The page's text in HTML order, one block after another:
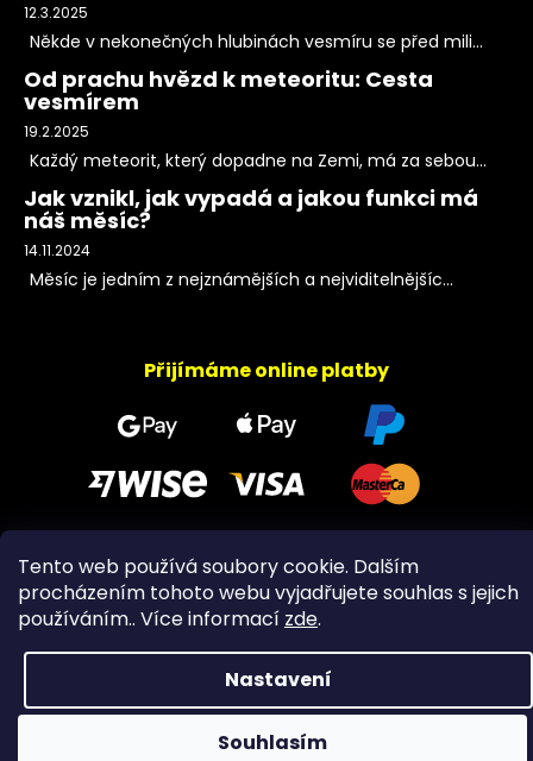
Tento web používá soubory cookie. Dalším
procházením tohoto webu vyjadřujete souhlas s jejich
používáním.. Více informací zde.
Nastavení
Souhlasím
12.3.2025
Někde v nekonečných hlubinách vesmíru se před mili...
Od prachu hvězd k meteoritu: Cesta
vesmírem
19.2.2025
Každý meteorit, který dopadne na Zemi, má za sebou...
Jak vznikl, jak vypadá a jakou funkci má
náš měsíc?
14.11.2024
Měsíc je jedním z nejznámějších a nejviditelnějšíc...
Přijímáme online platby
Copyright 2026PeltramMinerals. Všechna práva
vyhrazena.